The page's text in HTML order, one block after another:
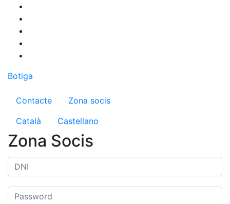
contingut
Botiga
Menú del compte d'usuari
Contacte
Zona socis
Català
Castellano
Zona Socis